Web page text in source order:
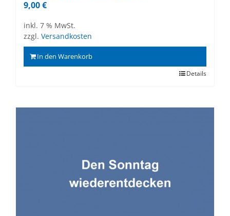
9,00€
inkl. 7 % MwSt.
zzgl. Versandkosten
In den Warenkorb
Details